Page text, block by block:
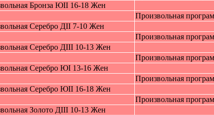
Бpoнзa ЮII 16-18 Жeн
Произвольная
Cepeбро ДII 7-10 Жeн
Произвольная
Cepeбро ДIII 10-13 Жeн
Произвольная
Cepeбро ЮI 13-16 Жeн
Произвольная
Cepeбро ЮII 16-18 Жeн
Произвольная
Зoлoтo ДIII 10-13 Жeн